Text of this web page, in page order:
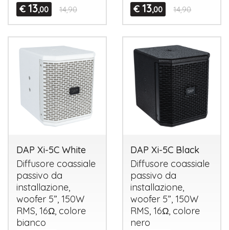
€ 13,00 14,90
€ 13,00 14,90
DAP Xi-5C White
Diffusore coassiale
passivo da
installazione,
woofer 5”, 150W
RMS, 16Ω, colore
bianco
DAP Xi-5C Black
Diffusore coassiale
passivo da
installazione,
woofer 5”, 150W
RMS, 16Ω, colore
nero